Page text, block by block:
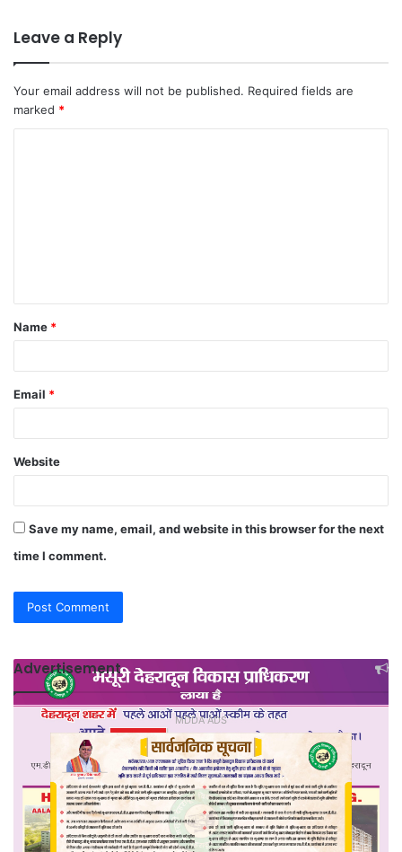
Leave a Reply
Your email address will not be published. Required fields are
marked *
t
*
Name *
Email *
Website
Save my name, email, and website in this browser for the next
time I comment.
Advertisement
MDDA ADS